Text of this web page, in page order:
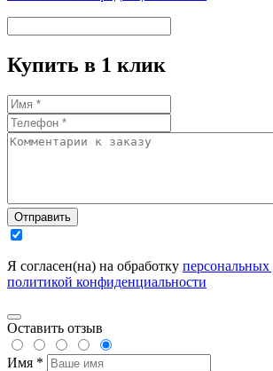
Купить в 1 клик
Отправить
Я согласен(на) на обработку
политикой конфиденциальности
Оставить отзыв
Имя *